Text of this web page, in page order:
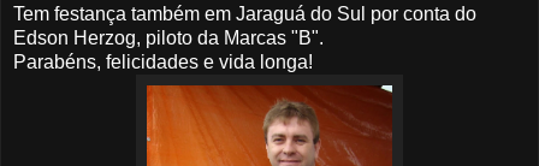
Tem festança também em Jaraguá do Sul por conta do
Edson Herzog, piloto da Marcas "B".
Parabéns, felicidades e vida longa!